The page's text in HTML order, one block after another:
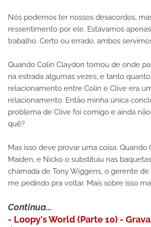
Nós podemos ter nossos desacordos,
ressentimento por ele. Estávamos
trabalho. Certo ou errado, ambos
Quando Colin Claydon tomou de onde
na estrada algumas vezes, e tanto
relacionamento entre Colin e Clive era
relacionamento. Então minha única
problema de Clive foi comigo e ainda
quê?
Mas isso deve provar uma coisa. Quando
Maiden, e Nicko o substituiu nas
chamada de Tony Wiggens, o gerente
me pedindo pra voltar. Mais sobre isso
Continua...
- Loopy's World (Parte 10) -